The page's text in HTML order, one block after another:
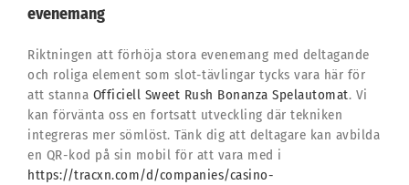
evenemang
Riktningen att förhöja stora evenemang med deltagande
och roliga element som slot-tävlingar tycks vara här för
att stanna Officiell Sweet Rush Bonanza Spelautomat. Vi
kan förvänta oss en fortsatt utveckling där tekniken
integreras mer sömlöst. Tänk dig att deltagare kan avbilda
en QR-kod på sin mobil för att vara med i
https://tracxn.com/d/companies/casino-